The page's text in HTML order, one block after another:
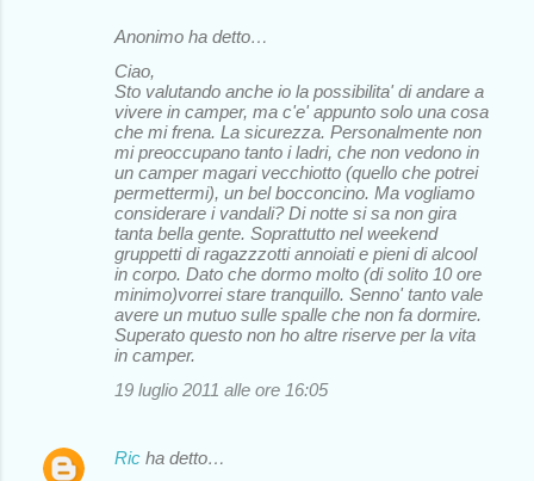
Anonimo ha detto…
Ciao,
Sto valutando anche io la possibilita' di andare a
vivere in camper, ma c'e' appunto solo una cosa
che mi frena. La sicurezza. Personalmente non
mi preoccupano tanto i ladri, che non vedono in
un camper magari vecchiotto (quello che potrei
permettermi), un bel bocconcino. Ma vogliamo
considerare i vandali? Di notte si sa non gira
tanta bella gente. Soprattutto nel weekend
gruppetti di ragazzzotti annoiati e pieni di alcool
in corpo. Dato che dormo molto (di solito 10 ore
minimo)vorrei stare tranquillo. Senno' tanto vale
avere un mutuo sulle spalle che non fa dormire.
Superato questo non ho altre riserve per la vita
in camper.
19 luglio 2011 alle ore 16:05
Ric ha detto…